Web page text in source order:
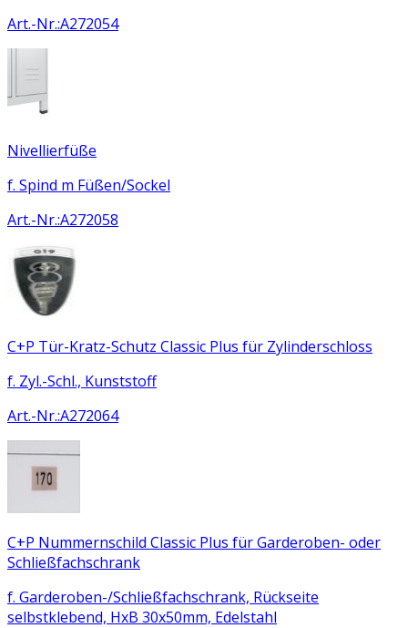
Art.-Nr.:A272054
Nivellierfüße
f. Spind m Füßen/Sockel
Art.-Nr.:A272058
C+P Tür-Kratz-Schutz Classic Plus für Zylinderschloss
f. Zyl.-Schl., Kunststoff
Art.-Nr.:A272064
C+P Nummernschild Classic Plus für Garderoben- oder
Schließfachschrank
f. Garderoben-/Schließfachschrank, Rückseite
selbstklebend, HxB 30x50mm, Edelstahl